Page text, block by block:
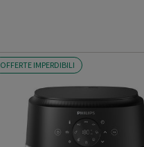
OFFERTE IMPERDIBILI